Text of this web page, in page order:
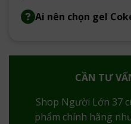
Ai nên chọn gel
CẦN TƯ
Shop Người Lớn 37
phẩm chính hãng